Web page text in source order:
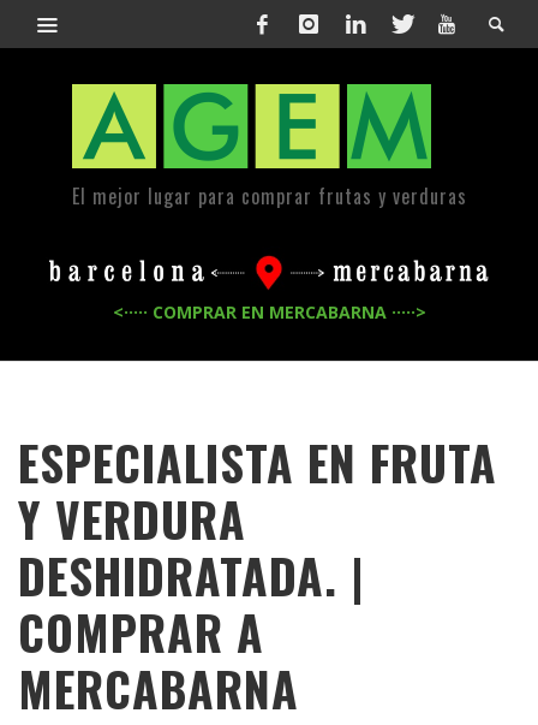
El mejor lugar para comprar frutas y verduras
<····· COMPRAR EN MERCABARNA ·····>
ESPECIALISTA EN FRUTA
Y VERDURA
DESHIDRATADA. |
COMPRAR A
MERCABARNA